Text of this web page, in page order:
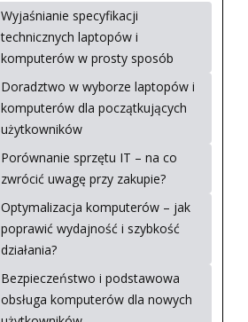
Wyjaśnianie specyfikacji
technicznych laptopów i
komputerów w prosty sposób
Doradztwo w wyborze laptopów i
komputerów dla początkujących
użytkowników
Porównanie sprzętu IT – na co
zwrócić uwagę przy zakupie?
Optymalizacja komputerów – jak
poprawić wydajność i szybkość
działania?
Bezpieczeństwo i podstawowa
obsługa komputerów dla nowych